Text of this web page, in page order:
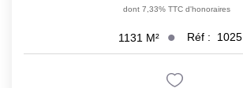
dont 7,33% TTC d'honoraires
1131 M² Réf : 1025